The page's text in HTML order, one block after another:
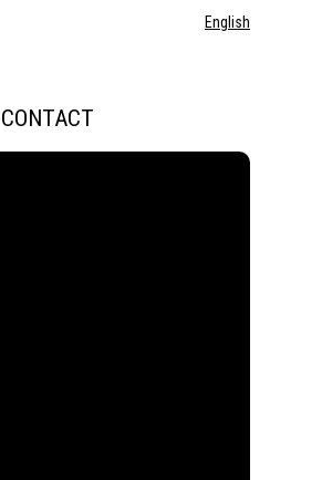
CONTACT
English